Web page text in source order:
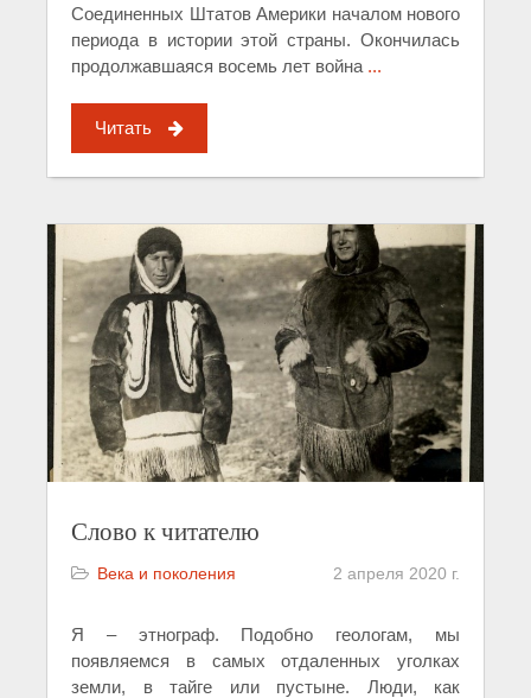
Соединенных Штатов Америки началом нового
периода в истории этой страны. Окончилась
продолжавшаяся восемь лет война ...
Читать
Слово к читателю
Века и поколения 2 апреля 2020 г.
Я – этнограф. Подобно геологам, мы
появляемся в самых отдаленных уголках
земли, в тайге или пустыне. Люди, как